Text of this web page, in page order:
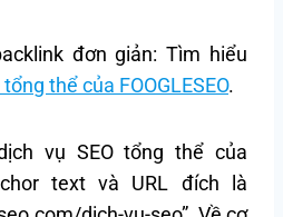
đơn giản: Tìm hiểu
thể của FOOGLESEO.
vụ SEO tổng thể của
text và URL đích là